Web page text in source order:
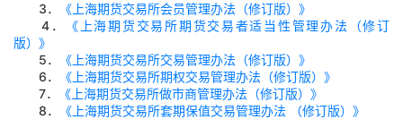
3．
《上海期货交易所会员管理办法（修订版）》
4 ．
《上海期货交易所期货交易者适当性管理办法（修订
版）》
5．
《上海期货交易所交易管理办法（修订版）》
6．
《上海期货交易所期权交易管理办法（修订版）》
7．
《上海期货交易所做市商管理办法（修订版）》
8．
《上海期货交易所套期保值交易管理办法 （修订版）》